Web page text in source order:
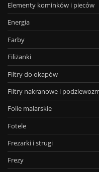
Elementy kominków i pieców
Energia
Farby
Filiżanki
Filtry do okapów
Filtry nakranowe i
Folie malarskie
Fotele
Frezarki i strugi
Frezy